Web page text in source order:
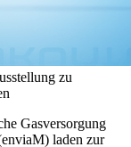
zu
Gasversorgung
laden zur